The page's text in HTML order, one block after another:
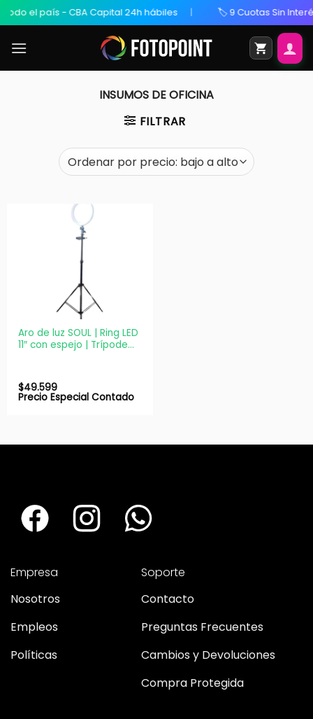
el país - CBA Capital 24h hábiles 🏷️ 9 Cuotas Sin Interés
INSUMOS DE OFICINA
FILTRAR
Aro de luz SOUL | Ring LED
11″ con espejo | Trípode
$49.599
Precio Especial Contado
Empresa
Nosotros
Empleos
Políticas
Soporte
Contacto
Preguntas Frecuentes
Cambios y Devoluciones
Compra Protegida